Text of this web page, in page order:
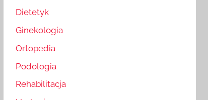
Dietetyk
Ginekologia
Ortopedia
Podologia
Rehabilitacja